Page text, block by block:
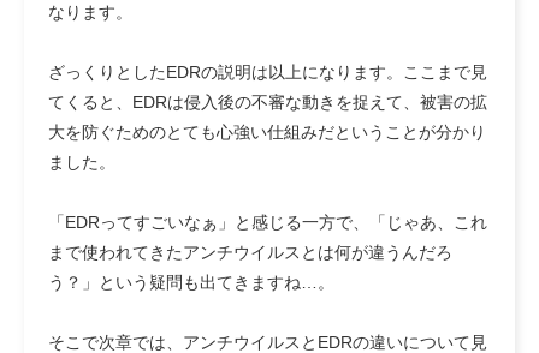
なります。
ざっくりとしたEDRの説明は以上になります。ここまで見
てくると、EDRは侵入後の不審な動きを捉えて、被害の拡
大を防ぐためのとても心強い仕組みだということが分かり
ました。
「EDRってすごいなぁ」と感じる一方で、
「じゃあ、これ
まで使われてきたアンチウイルスとは何が違うんだろ
う？」
という疑問も出てきますね…。
そこで次章では、アンチウイルスとEDRの違いについて見